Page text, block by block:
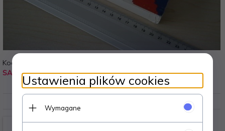
Kod:
SA3
0.420 kg
Ustawienia plików cookies
Wymagane